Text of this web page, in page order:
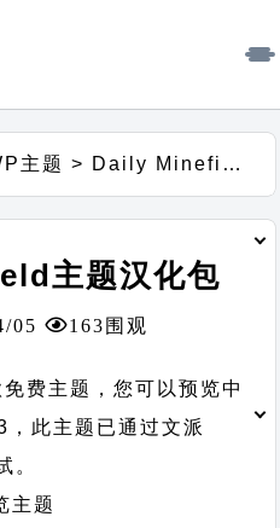
主题 > Daily Minefield主题汉化包
主题汉化包
05 163围观
费主题，您可以预览中
此主题已通过文派
。
主题